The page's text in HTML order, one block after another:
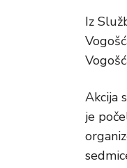
Iz
Akcija
je